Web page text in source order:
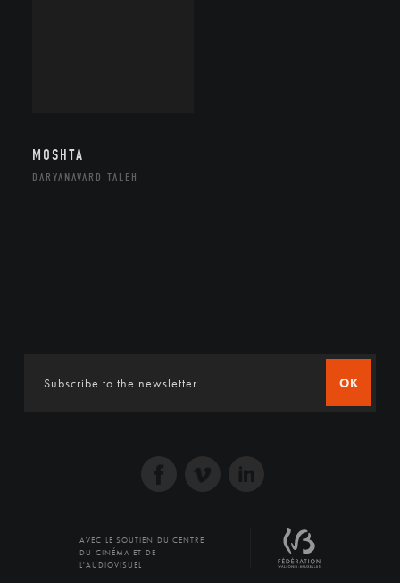
MOSHTA
DARYANAVARD TALEH
OK
AVEC LE SOUTIEN DU CENTRE
DU CINÉMA ET DE
L'AUDIOVISUEL